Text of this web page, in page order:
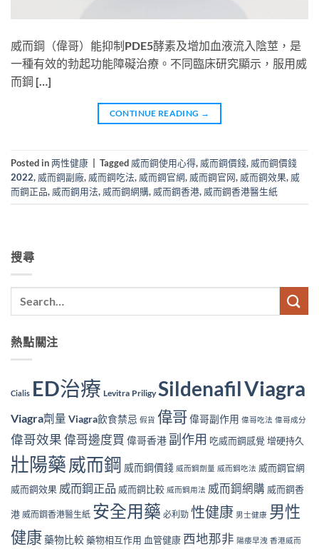
威而鋼（偉哥）能抑制PDE5酵素及增加血液流入陰莖，是
一種有效的勃起功能障礙治療。不同臨床研究顯示，服用威
而鋼 […]
CONTINUE READING →
Posted in两性健康 Tagged 威而鋼使用心得, 威而鋼價錢, 威而鋼價錢
2022, 威而鋼副廠, 威而鋼吃法, 威而鋼官網, 威而鋼官网, 威而鋼效果, 威
而鋼正品, 威而鋼用法, 威而鋼網購, 威而鋼香港, 威而鋼香港醫生紙
搜尋
熱點關注
Cialis ED治療 Levitra Priligy SildenafilViagra
Viagra劑量 Viagra飲食禁忌 假貨 偉哥偉哥副作用 偉哥吃法 偉哥成分
偉哥效果偉哥邊度買 偉哥香港 副作用 吃威而鋼感覺 增硬持久
壯陽藥 威而鋼 威而鋼價錢 威而鋼劑量 威而鋼吃法 威而鋼官網
威而鋼效果 威而鋼正品 威而鋼比較 威而鋼用法 威而鋼網購 威而鋼香
港 威而鋼香港醫生紙 安全用藥 必利勁 性健康 男士健康 男性
健康藥物比較藥物相互作用 血管健康 西地那非 陽痿早洩 香港威而